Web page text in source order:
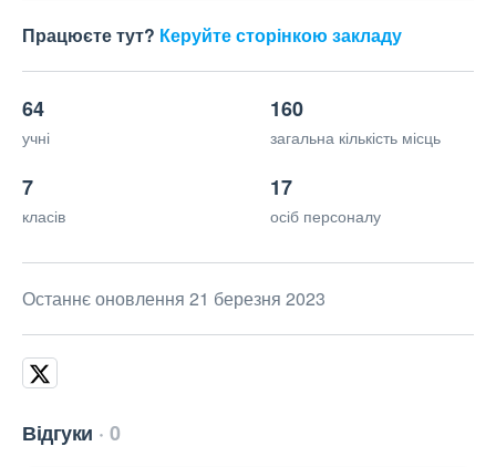
Працюєте тут? Керуйте сторінкою закладу
64
учні
160
загальна кількість місць
7
класів
17
осіб персоналу
Останнє оновлення 21 березня 2023
Відгуки 0